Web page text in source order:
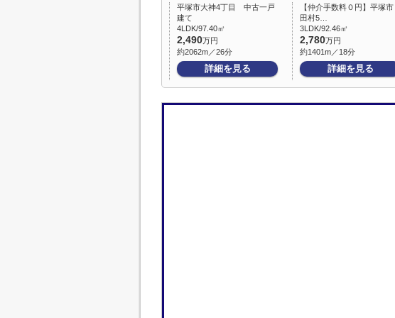
平塚市大神4丁目 中古一戸
建て
4LDK/97.40㎡
2,490万円
約2062m／26分
詳細を見る
【仲介手数料０円】平塚市
田村5…
3LDK/92.46㎡
2,780万円
約1401m／18分
詳細を見る